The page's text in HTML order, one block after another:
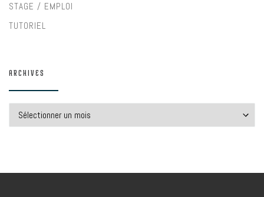
STAGE / EMPLOI
TUTORIEL
ARCHIVES